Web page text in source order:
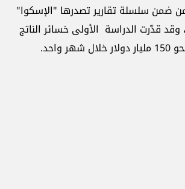
ضمن سلسلة تقارير تصدرها "الإسكوا"
وقد قدّرت الدراسة الأولى خسائر الناتج